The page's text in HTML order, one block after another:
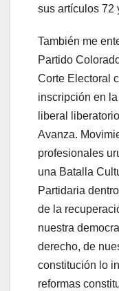
sus artículos 72
También me
Partido
Corte Electoral
inscripción en
liberal
Avanza.
profesionales
una Batalla
Partidaria
de la
nuestra
derecho, de
constitución lo
reformas